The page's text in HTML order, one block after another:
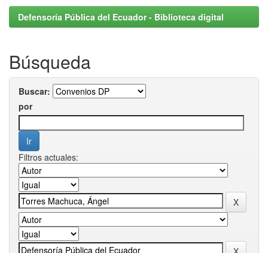
Defensoría Pública del Ecuador - Biblioteca digital
Búsqueda
Buscar:
por
Filtros actuales: